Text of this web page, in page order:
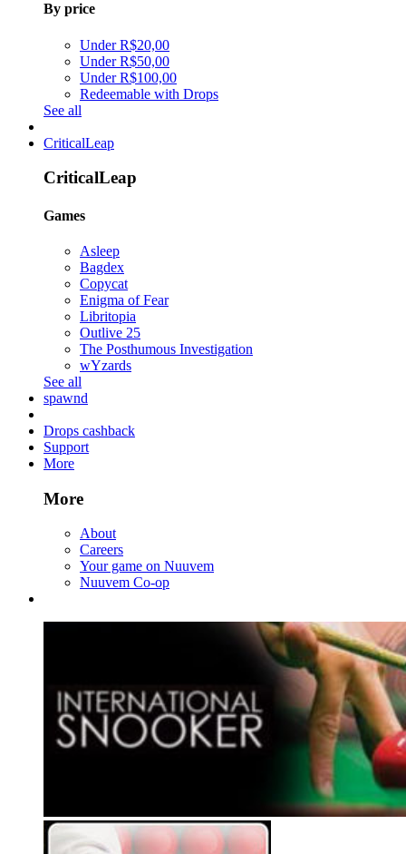
By price
Under R$20,00
Under R$50,00
Under R$100,00
Redeemable with Drops
See all
CriticalLeap
CriticalLeap
Games
Asleep
Bagdex
Copycat
Enigma of Fear
Libritopia
Outlive 25
The Posthumous Investigation
wYzards
See all
spawnd
Drops cashback
Support
More
More
About
Careers
Your game on Nuuvem
Nuuvem Co-op